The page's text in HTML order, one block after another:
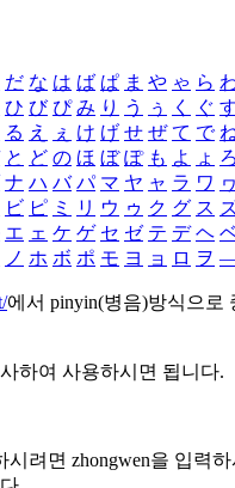
だ な は ば ぱ ま や ゃ ら
ひ び ぴ み り う ぅ く ぐ
る え ぇ け げ せ ぜ て で
と ど の ほ ぼ ぽ も よ ょ ろ
ナ ハ バ パ マ ヤ ャ ラ ワ ヮ
ビ ピ ミ リ ウ ゥ ク グ ス
エ ェ ケ ゲ セ ゼ テ デ ヘ
ノ ホ ボ ポ モ ヨ ョ ロ ヲ
에서 pinyin(병음)방식으로
하여 사용하시면 됩니다.
시려면 zhongwen을 입력하